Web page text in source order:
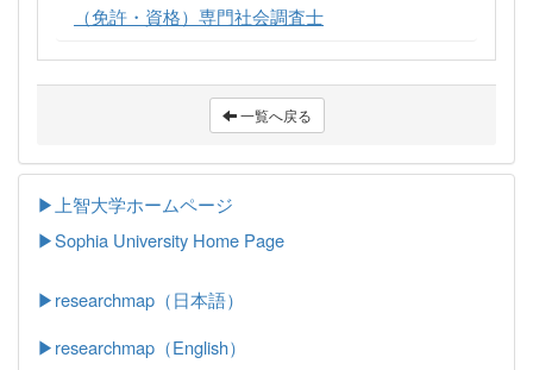
（免許・資格）専門社会調査士
一覧へ戻る
▶上智大学ホームページ
▶Sophia University Home Page
▶researchmap（日本語）
▶researchmap（English）